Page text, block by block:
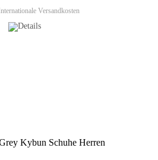
Internationale Versandkosten